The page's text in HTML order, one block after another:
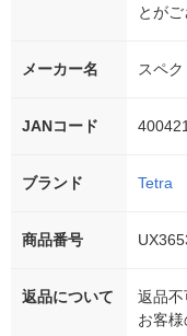
とが
メーカー名 スペ
JANコード
ブランド Tetra
商品番号
返品について
返品不
お客